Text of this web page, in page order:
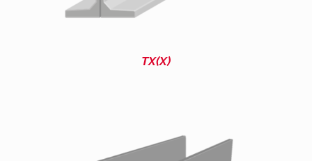
TX(X)